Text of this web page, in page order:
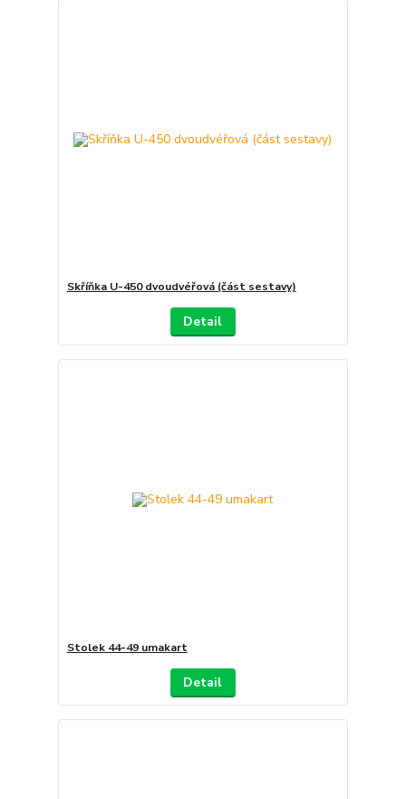
Skříňka U-450 dvoudvéřová (část sestavy)
Detail
Stolek 44-49 umakart
Detail